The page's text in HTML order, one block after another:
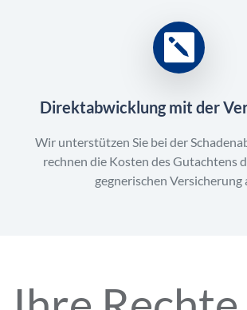
Direktabwicklung mit der
Wir unterstützen Sie bei der
rechnen die Kosten des Gutachtens
gegnerischen Versicherung